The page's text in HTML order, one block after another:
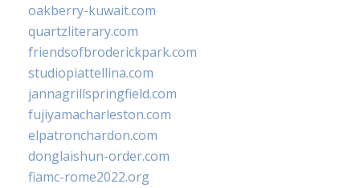
oakberry-kuwait.com
quartzliterary.com
friendsofbroderickpark.com
studiopiattellina.com
jannagrillspringfield.com
fujiyamacharleston.com
elpatronchardon.com
donglaishun-order.com
fiamc-rome2022.org